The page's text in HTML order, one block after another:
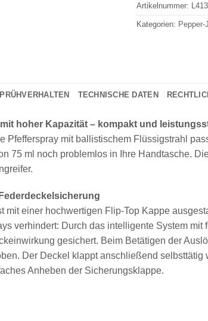
Artikelnummer: L413
Kategorien: Pepper-
TECHNISCHE DATEN
hoher Kapazität – kompakt und
Pfefferspray mit ballistischem Flüssigstrahl
75 ml noch problemlos in Ihre Handtasche.
mit einer hochwertigen Flip-Top Kappe
verhindert: Durch das intelligente System
gesichert. Beim Betätigen der
Der Deckel klappt anschließend
Anheben der Sicherungsklappe.